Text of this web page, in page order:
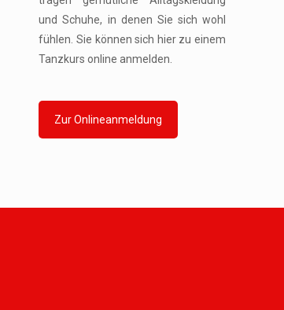
und Schuhe, in denen Sie sich wohl
fühlen. Sie können sich hier zu einem
Tanzkurs online anmelden.
Zur Onlineanmeldung